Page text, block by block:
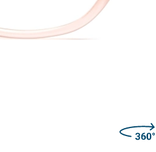
53 mm
Largeur des verres